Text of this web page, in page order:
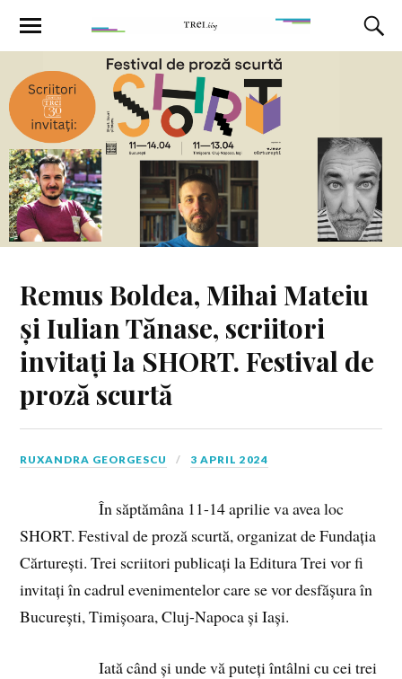
Remus Boldea, Mihai Mateiu
și Iulian Tănase, scriitori
invitați la SHORT. Festival de
proză scurtă
RUXANDRA GEORGESCU 3 APRIL 2024
În săptămâna 11-14 aprilie va avea loc
SHORT. Festival de proză scurtă, organizat de Fundația
Cărturești. Trei scriitori publicați la Editura Trei vor fi
invitați în cadrul evenimentelor care se vor desfășura în
București, Timișoara, Cluj-Napoca și Iași.
Iată când și unde vă puteți întâlni cu cei trei